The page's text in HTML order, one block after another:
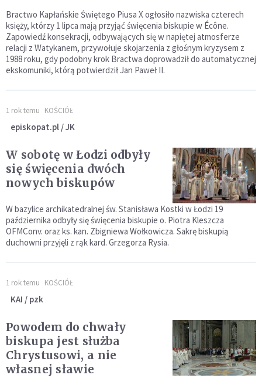
Bractwo Kapłańskie Świętego Piusa X ogłosiło nazwiska czterech
księży, którzy 1 lipca mają przyjąć święcenia biskupie w Écône.
Zapowiedź konsekracji, odbywających się w napiętej atmosferze
relacji z Watykanem, przywołuje skojarzenia z głośnym kryzysem z
1988 roku, gdy podobny krok Bractwa doprowadził do automatycznej
ekskomuniki, którą potwierdził Jan Paweł II.
1 rok temu KOŚCIÓŁ
episkopat.pl / JK
W sobotę w Łodzi odbyły
się święcenia dwóch
nowych biskupów
W bazylice archikatedralnej św. Stanisława Kostki w Łodzi 19
października odbyły się święcenia biskupie o. Piotra Kleszcza
OFMConv. oraz ks. kan. Zbigniewa Wołkowicza. Sakrę biskupią
duchowni przyjęli z rąk kard. Grzegorza Rysia.
1 rok temu KOŚCIÓŁ
KAI / pzk
Powodem do chwały
biskupa jest służba
Chrystusowi, a nie
własnej sławie